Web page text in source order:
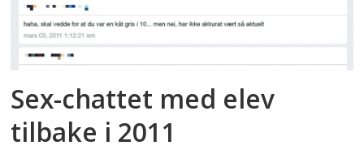
Sex-chattet med elev
tilbake i 2011